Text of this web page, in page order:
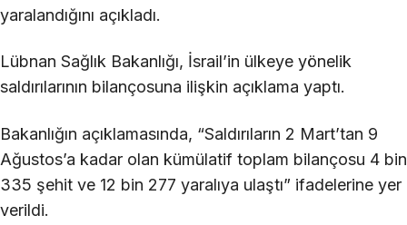
yaralandığını açıkladı.
Lübnan Sağlık Bakanlığı, İsrail’in ülkeye yönelik
saldırılarının bilançosuna ilişkin açıklama yaptı.
Bakanlığın açıklamasında, “Saldırıların 2 Mart’tan 9
Ağustos’a kadar olan kümülatif toplam bilançosu 4 bin
335 şehit ve 12 bin 277 yaralıya ulaştı” ifadelerine yer
verildi.